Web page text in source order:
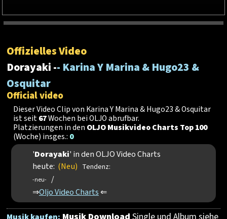
Offizielles Video
Dorayaki -- Karina Y Marina & Hugo23 &
Osquitar
Official video
Dieser Video Clip von Karina Y Marina & Hugo23 & Osquitar
ist seit67Wochen bei OLJO abrufbar.
Platzierungen in den OLJO Musikvideo Charts Top 100
(Woche) insges.: 0
'Dorayaki' in den OLJO Video Charts
heute: (Neu) Tendenz:
-neu- /
⇒Oljo Video Charts ⇐